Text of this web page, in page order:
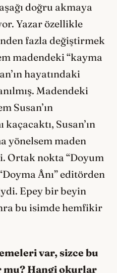
doğru akmaya
Yazar özellikle
fazla değiştirmek
madendeki “kayma
hayatındaki
Madendeki
Susan’ın
Susan’ın
yönelsem maden
Ortak nokta “Doyum
Ânı” editörden
Epey bir beyin
bu isimde hemfikir
var, sizce bu
mu? Hangi okurlar